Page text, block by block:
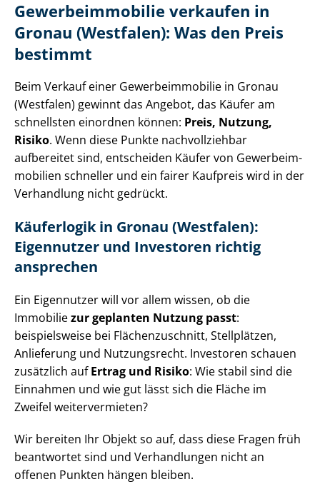
Ge­wer­be­im­mo­bi­lie verkaufen in
Gronau (Westfalen): Was den Preis
bestimmt
Beim Verkauf einer Ge­wer­be­im­mo­bi­lie in Gronau
(Westfalen) gewinnt das Angebot, das Käufer am
schnellsten einordnen können: Preis, Nutzung,
Risiko. Wenn diese Punkte nachvollziehbar
aufbereitet sind, entscheiden Käufer von Ge­wer­be­im­
mo­bi­li­en schneller und ein fairer Kaufpreis wird in der
Verhandlung nicht gedrückt.
Käuferlogik in Gronau (Westfalen):
Eigennutzer und Investoren richtig
ansprechen
Ein Eigennutzer will vor allem wissen, ob die
Immobiliezur geplanten Nutzung passt:
beispielsweise bei Flä­chen­zu­schnitt, Stellplätzen,
Anlieferung und Nutzungsrecht. Investoren schauen
zusätzlich aufErtrag und Risiko: Wie stabil sind die
Einnahmen und wie gut lässt sich die Fläche im
Zweifel weitervermieten?
Wir bereiten Ihr Objekt so auf, dass diese Fragen früh
beantwortet sind und Verhandlungen nicht an
offenen Punkten hängen bleiben.